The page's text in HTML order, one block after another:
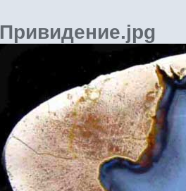
Привидение.jpg